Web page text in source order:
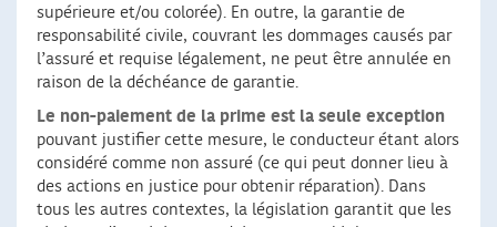
supérieure et/ou colorée). En outre, la garantie de
responsabilité civile, couvrant les dommages causés par
l’assuré et requise légalement, ne peut être annulée en
raison de la déchéance de garantie.
Le non-paiement de la prime est la seule exception
pouvant justifier cette mesure, le conducteur étant alors
considéré comme non assuré (ce qui peut donner lieu à
des actions en justice pour obtenir réparation). Dans
tous les autres contextes, la législation garantit que les